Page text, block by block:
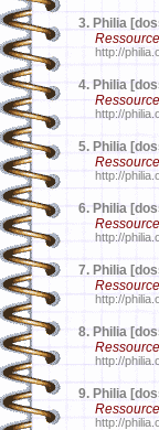
3. Philia
http://
4. Philia
http://
5. Philia
http://
6. Philia
http://
7. Philia
http://
8. Philia
http://
9. Philia
http://